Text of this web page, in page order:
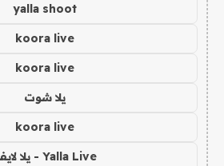
yalla shoot
koora live
koora live
يلا شوت
koora live
Yalla Live - يلا لايف